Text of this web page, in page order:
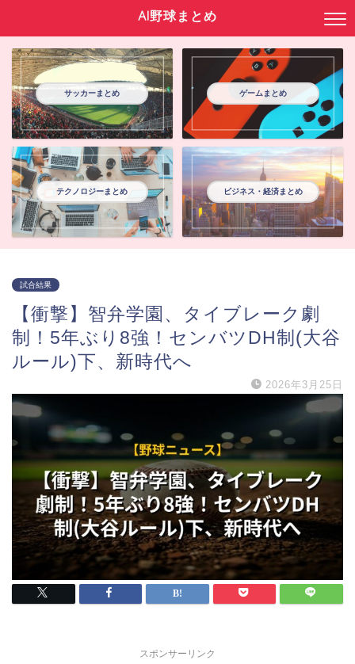
AI野球まとめ
サッカーまとめ ゲームまとめ
テクノロジーまとめ ビジネス・経済まとめ
試合結果
【衝撃】智弁学園、タイブレーク劇
制！5年ぶり8強！センバツDH制(大谷
ルール)下、新時代へ
2026年3月25日
スポンサーリンク